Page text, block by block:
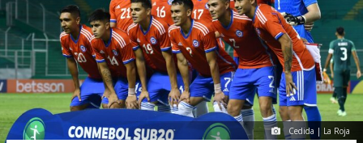
Cedida | La Roja